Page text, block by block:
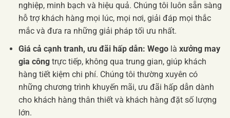
nghiệp, minh bạch và hiệu quả. Chúng tôi luôn sẵn sàng
hỗ trợ khách hàng mọi lúc, mọi nơi, giải đáp mọi thắc
mắc và đưa ra những giải pháp tối ưu nhất.
Giá cả cạnh tranh, ưu đãi hấp dẫn: Wegolà xưởng may
gia côngtrực tiếp, không qua trung gian, giúp khách
hàng tiết kiệm chi phí. Chúng tôi thường xuyên có
những chương trình khuyến mãi, ưu đãi hấp dẫn dành
cho khách hàng thân thiết và khách hàng đặt số lượng
lớn.